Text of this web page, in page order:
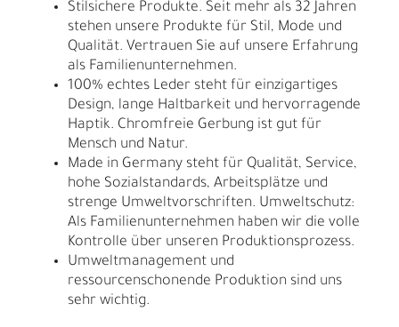
Stilsichere Produkte. Seit mehr als 32 Jahren
stehen unsere Produkte für Stil, Mode und
Qualität. Vertrauen Sie auf unsere Erfahrung
als Familienunternehmen.
100% echtes Leder steht für einzigartiges
Design, lange Haltbarkeit und hervorragende
Haptik. Chromfreie Gerbung ist gut für
Mensch und Natur.
Made in Germany steht für Qualität, Service,
hohe Sozialstandards, Arbeitsplätze und
strenge Umweltvorschriften. Umweltschutz:
Als Familienunternehmen haben wir die volle
Kontrolle über unseren Produktionsprozess.
Umweltmanagement und
ressourcenschonende Produktion sind uns
sehr wichtig.